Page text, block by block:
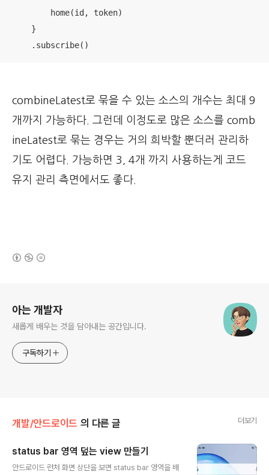
        home(id, token)
    }
    .subscribe()
combineLatest로 묶을 수 있는 소스의 개수는 최대 9
개까지 가능하다. 그런데 이정도로 많은 소스를 comb
ineLatest로 묶는 경우는 거의 희박할 뿐더러 관리하
기도 어렵다. 가능하면 3, 4개 까지 사용하는게 코드
유지 관리 측면에서도 좋다.
아는 개발자
새롭게 배우는 것을 담아내는 공간입니다.
구독하기
개발/안드로이드 의 다른 글 더보기
status bar 영역 덮는 view 만들기
안드로이드 런처 화면 상단을 보면 status bar 영역을 배